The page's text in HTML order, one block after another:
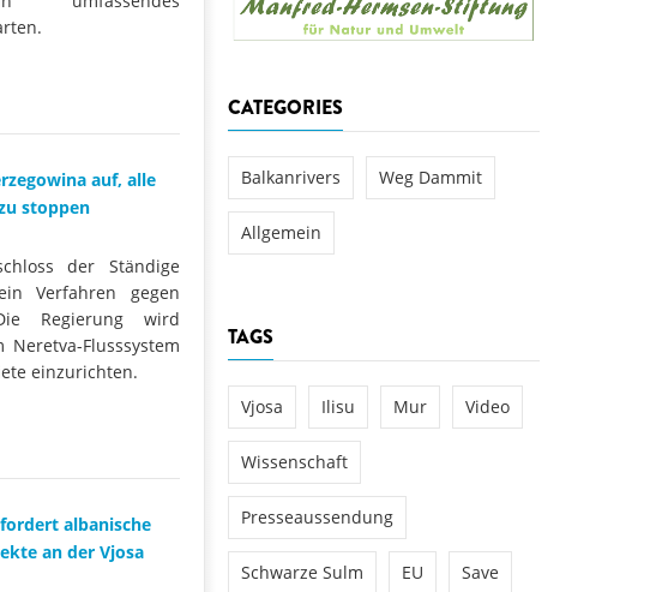
Wasserkraftwerks Ulog verursacht
Erfolg für den Kamp: Aus für
auf, alle
stoppen
der Ständige
Verfahren gegen
Regierung wird
Flusssystem
einzurichten.
albanische
an der Vjosa
CATEGORIES
Balkanrivers Weg Dammit
Allgemein
TAGS
Vjosa Ilisu Mur Video
Wissenschaft
Presseaussendung
Schwarze Sulm EU Save